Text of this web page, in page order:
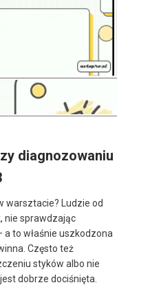
diagnozowaniu
warsztacie? Ludzie od
nie sprawdzając
to właśnie uszkodzona
Często też
styków albo nie
dobrze dociśnięta.